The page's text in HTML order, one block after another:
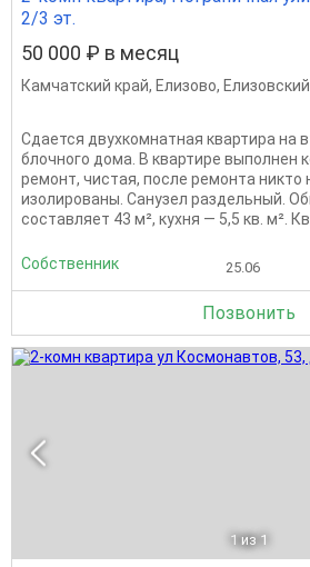
2/3 эт.
50 000 ₽ в месяц
Камчатский край, Елизово,
Сдается двухкомнатная квартира на
блочного дома. В квартире выполнен
ремонт, чистая, после ремонта
изолированы. Санузел раздельный.
составляет 43 м², кухня — 5,5 кв. м².
Собственник 25.06
Позвонить
1 из 1